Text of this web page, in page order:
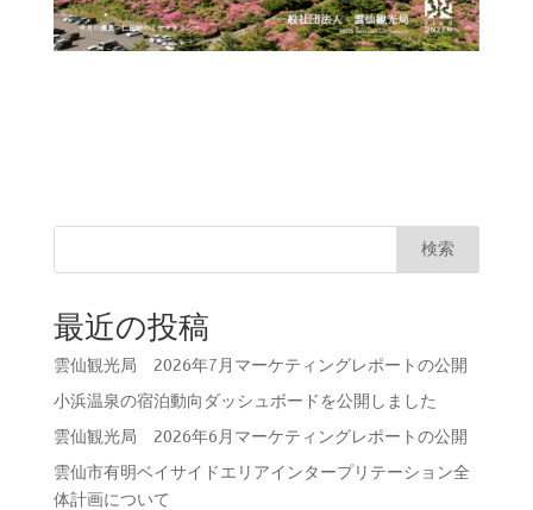
検索
最近の投稿
雲仙観光局 2026年7月マーケティングレポートの公開
小浜温泉の宿泊動向ダッシュボードを公開しました
雲仙観光局 2026年6月マーケティングレポートの公開
雲仙市有明ベイサイドエリアインタープリテーション全
体計画について